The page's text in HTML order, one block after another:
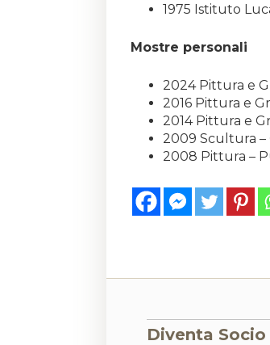
1975 Istituto
Mostre personali
2024 Pittura e
2016 Pittura e
2014 Pittura e
2009 Scultura
2008 Pittura –
Diventa Socio